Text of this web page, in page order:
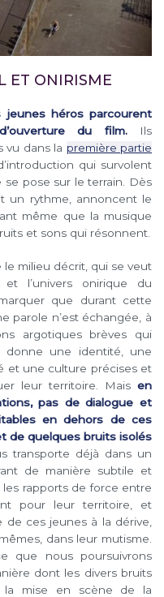
ET ONIRISME
héros parcourent
du film.Ils
vu dans la première partie
qui survolent
se pose sur le terrain. Dès
un rythme, annoncent le
même que la musique
et sons qui résonnent.
le milieu décrit, qui se veut
l’univers onirique du
que durant cette
parole n’est échangée, à
argotiques brèves qui
donne une identité, une
et une culture précises et
leur territoire. Mais en
pas de dialogue et
en dehors de ces
de quelques bruits isolés
transporte déjà dans un
de manière subtile et
rapports de force entre
pour leur territoire, et
de ces jeunes à la dérive,
dans leur mutisme.
que nous poursuivrons
dont les divers bruits
la mise en scène de la